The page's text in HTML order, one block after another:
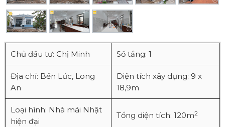
Chủ đầu tư: Chị Minh Số tầng: 1
Địa chỉ: Bến Lức, Long
An
Diện tích xây dựng: 9 x
18,9m
Loại hình: Nhà mái Nhật
hiện đại
Tổng diện tích: 120m2